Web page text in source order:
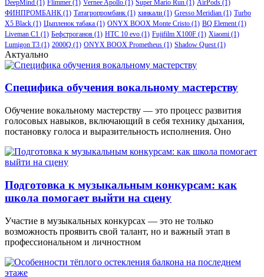
DeepMind (1) Flimmer (1) Vernee Apollo (1) Super Mario Run (1) AirPods (1)
ФИНПРОМБАНК (1) Татагропромбанк (1) хинкали (1) Gresso Meridian (1) Turbo
X5 Black (1) Цыпленок табака (1) ONYX BOOX Monte Cristo (1) BQ Element (1)
Liveman C1 (1) Бефстроганов (1) HTC 10 evo (1) Fujifilm X100F (1) Xiaomi (1)
Lumigon T3 (1) 2000Q (1) ONYX BOOX Prometheus (1) Shadow Quest (1)
Актуально
Специфика обучения вокальному мастерству
Обучение вокальному мастерству — это процесс развития
голосовых навыков, включающий в себя технику дыхания,
постановку голоса и выразительность исполнения. Оно
Подготовка к музыкальным конкурсам: как
школа помогает выйти на сцену
Участие в музыкальных конкурсах — это не только
возможность проявить свой талант, но и важный этап в
профессиональном и личностном